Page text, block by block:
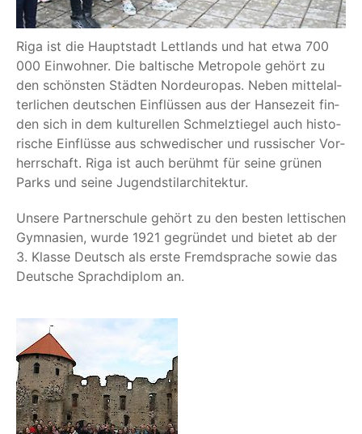
Riga ist die Haupt­stadt Lett­lands und hat etwa 700
000 Ein­woh­ner. Die bal­ti­sche Metro­po­le gehört zu
den schöns­ten Städ­ten Nord­eu­ro­pas. Neben mit­tel­al­
ter­li­chen deut­schen Ein­flüs­sen aus der Han­se­zeit fin­
den sich in dem kul­tu­rel­len Schmelz­tie­gel auch his­to­
ri­sche Ein­flüs­se aus schwe­di­scher und rus­si­scher Vor­
herr­schaft. Riga ist auch berühmt für sei­ne grü­nen
Parks und sei­ne Jugendstilarchitektur.
Unse­re Part­ner­schu­le gehört zu den bes­ten let­ti­schen
Gym­na­si­en, wur­de 1921 gegrün­det und bie­tet ab der
3. Klas­se Deutsch als ers­te Fremd­spra­che sowie das
Deut­sche Sprach­di­plom an.